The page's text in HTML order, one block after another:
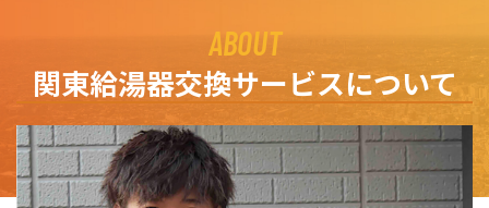
ABOUT
関東給湯器交換サービスについて